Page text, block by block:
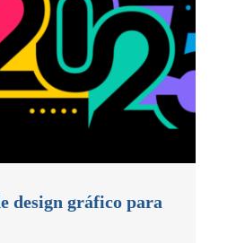
design gráfico para